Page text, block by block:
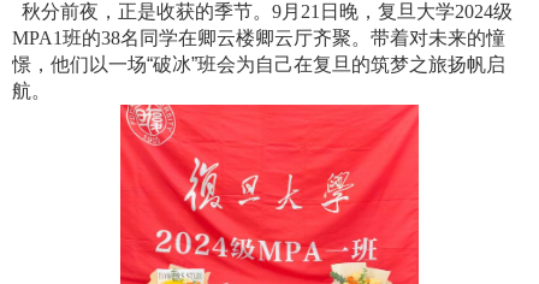
秋分前夜，正是收获的季节。 9月 21 日晚，复旦大学2024级
MPA1班的38名同学在卿云楼卿云厅齐聚。带着对未来的憧
憬，他们以一场“破冰”班会为自己在复旦的筑梦之旅扬帆启
航。